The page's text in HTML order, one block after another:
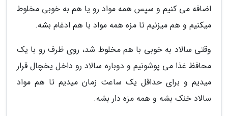
اضافه می کنیم و سپس همه مواد رو یا هم به خوبی مخلوط
میکنیم و هم میزنیم تا مزه همه مواد با هم ادغام بشه.
وقتی سالاد به خوبی با هم مخلوط شد، روی ظرف رو با یک
محافظ غذا می پوشونیم و دوباره سالاد رو داخل یخچال قرار
میدیم و برای حداقل یک ساعت زمان میدیم تا هم مواد
سالاد خنک بشه و همه مزه دار بشه.